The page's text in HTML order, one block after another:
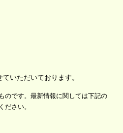
いただいております。
のです。最新情報に関しては下記の
ださい。